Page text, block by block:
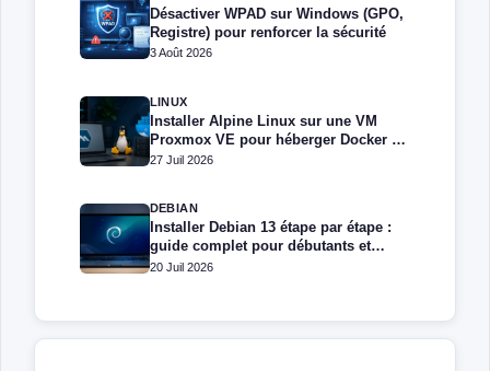
Désactiver WPAD sur Windows (GPO,
Registre) pour renforcer la sécurité
3 Août 2026
LINUX
Installer Alpine Linux sur une VM
Proxmox VE pour héberger Docker et
Docker Compose
27 Juil 2026
DEBIAN
Installer Debian 13 étape par étape :
guide complet pour débutants et
administrateurs
20 Juil 2026